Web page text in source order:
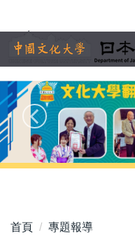
主
內
容
區
首頁 專題報導